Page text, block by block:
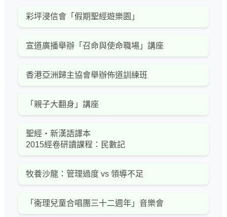
彩坪浸信會「假期聖經遊樂園」
宣道廣播舉辦「召命與使命職場」講座
香港亞洲歸主協會舉辦佈道訓練班
「親子大翻身」講座
聖經‧新漢語譯本
2015經卷研讀課程：民數記
牧養沙龍：管理過度 vs 領導不足
「衞理兒童合唱團三十二週年」音樂會